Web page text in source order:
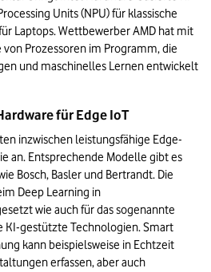
Units (NPU) für klassische
Laptops. Wettbewerber AMD hat mit
Prozessoren im Programm, die
und maschinelles Lernen entwickelt
für Edge IoT
inzwischen leistungsfähige Edge-
an. Entsprechende Modelle gibt es
Bosch, Basler und Bertrandt. Die
Deep Learning in
wie auch für das sogenannte
KI-gestützte Technologien. Smart
kann beispielsweise in Echtzeit
erfassen, aber auch